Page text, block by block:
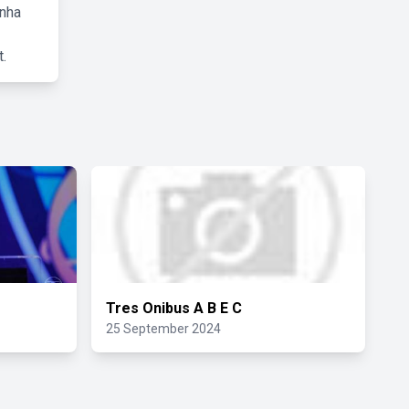
Tres Onibus A B E C
25 September 2024